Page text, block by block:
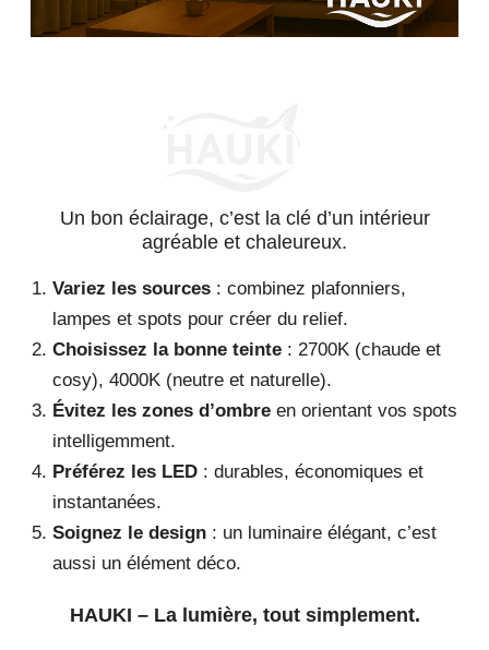
Un bon éclairage, c’est la clé d’un intérieur
agréable et chaleureux.
Variez les sources : combinez plafonniers,
lampes et spots pour créer du relief.
Choisissez la bonne teinte : 2700K (chaude et
cosy), 4000K (neutre et naturelle).
Évitez les zones d’ombre en orientant vos spots
intelligemment.
Préférez les LED : durables, économiques et
instantanées.
Soignez le design : un luminaire élégant, c’est
aussi un élément déco.
HAUKI – La lumière, tout simplement.